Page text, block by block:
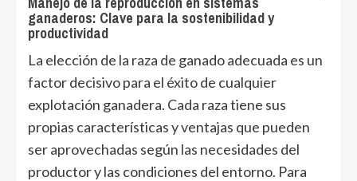
ganaderos: Clave para la sostenibilidad y
productividad
La elección de la raza de ganado adecuada es un
factor decisivo para el éxito de cualquier
explotación ganadera. Cada raza tiene sus
propias características y ventajas que pueden
ser aprovechadas según las necesidades del
productor y las condiciones del entorno. Para